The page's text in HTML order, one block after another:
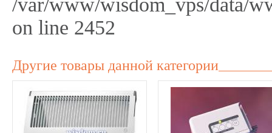
/var/www/wisdom_vps/data/
on line 2452
Другие товары данной категории